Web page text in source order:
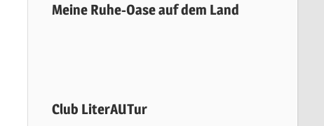
Meine Ruhe-Oase auf dem Land
Club LiterAUTur